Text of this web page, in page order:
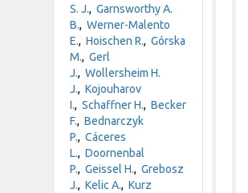
S. J.,Garnsworthy A.
B.,Werner-Malento
E.,Hoischen R.,Górska
M.,Gerl
J.,Wollersheim H.
J.,Kojouharov
I.,Schaffner H.,Becker
F.,Bednarczyk
P.,Cáceres
L.,Doornenbal
P.,Geissel H.,Grebosz
J.,Kelic A.,Kurz